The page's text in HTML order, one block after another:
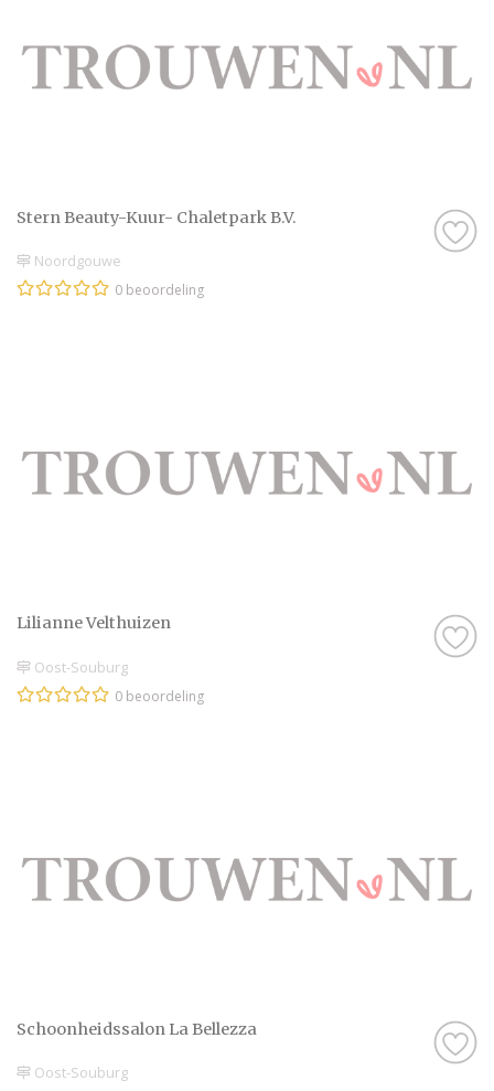
Stern Beauty-Kuur- Chaletpark B.V.
Noordgouwe
0 beoordeling
Lilianne Velthuizen
Oost-Souburg
0 beoordeling
Schoonheidssalon La Bellezza
Oost-Souburg